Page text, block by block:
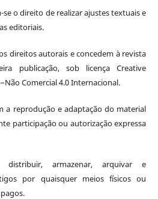
se o direito de realizar ajustes textuais e
editoriais.
direitos autorais e concedem à revista
publicação, sob licença Creative
Comercial 4.0 Internacional.
a reprodução e adaptação do material
participação ou autorização expressa
armazenar, arquivar e
por quaisquer meios físicos ou